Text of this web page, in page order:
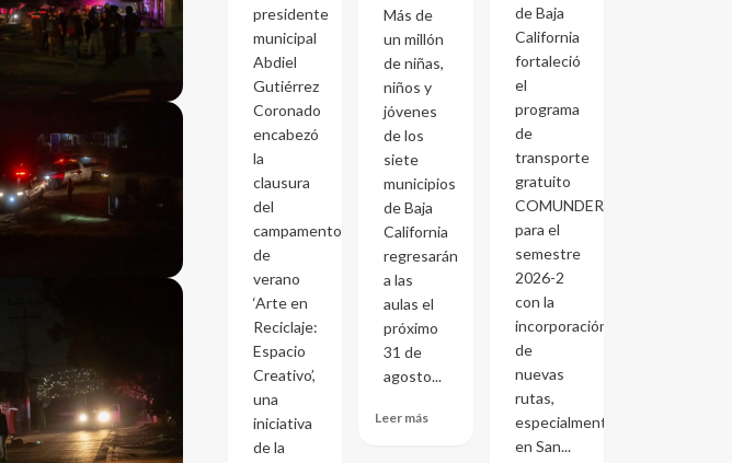
presidente
municipal
Abdiel
Gutiérrez
Coronado
encabezó
la
clausura
del
campamento
de
verano
‘Arte en
Reciclaje:
Espacio
Creativo’,
una
iniciativa
de la
Más de
un millón
de niñas,
niños y
jóvenes
de los
siete
municipios
de Baja
California
regresarán
a las
aulas el
próximo
31 de
agosto...
Leer más
de Baja
California
fortaleció
el
programa
de
transporte
gratuito
COMUNDER
para el
semestre
2026-2
con la
incorporación
de
nuevas
rutas,
especialmente
en San...